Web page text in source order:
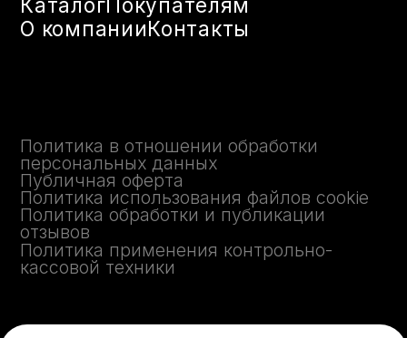
ИП Гибадуллин Ришат Мударисович
ОГРНИП 313167509900020